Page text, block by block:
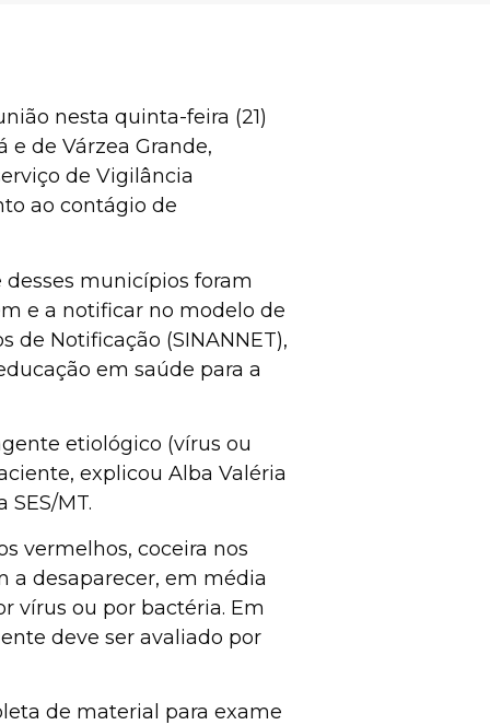
nesta quinta-feira (21)
e de Várzea Grande,
de Vigilância
ao contágio de
municípios foram
e a notificar no modelo de
de Notificação (SINANNET),
em saúde para a
etiológico (vírus ou
explicou Alba Valéria
MT.
vermelhos, coceira nos
a desaparecer, em média
vírus ou por bactéria. Em
deve ser avaliado por
de material para exame